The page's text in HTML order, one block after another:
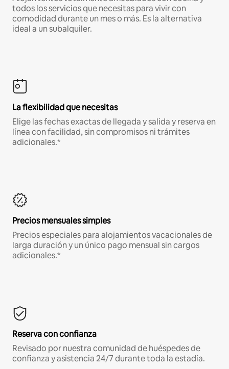
todos los servicios que necesitas para vivir con
comodidad durante un mes o más. Es la alternativa
ideal a un subalquiler.
La flexibilidad que necesitas
Elige las fechas exactas de llegada y salida y reserva en
línea con facilidad, sin compromisos ni trámites
adicionales.*
Precios mensuales simples
Precios especiales para alojamientos vacacionales de
larga duración y un único pago mensual sin cargos
adicionales.*
Reserva con confianza
Revisado por nuestra comunidad de huéspedes de
confianza y asistencia 24/7 durante toda la estadía.